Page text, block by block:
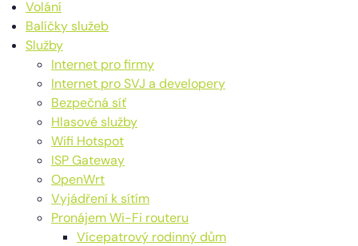
Volání
Balíčky služeb
Služby
Internet pro firmy
Internet pro SVJ a developery
Bezpečná síť
Hlasové služby
Wifi Hotspot
ISP Gateway
OpenWrt
Vyjádření k sítím
Pronájem Wi-Fi routeru
Vícepatrový rodinný dům